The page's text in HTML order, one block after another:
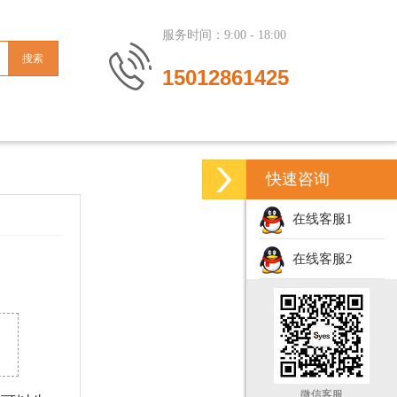
服务时间：9:00 - 18:00
15012861425
快速咨询
在线客服1
在线客服2
微信客服